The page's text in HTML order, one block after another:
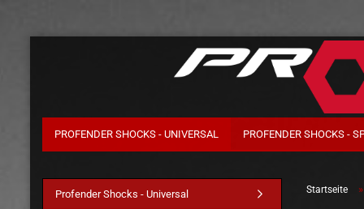
PROFENDER SHOCKS - UNIVERSAL PROFENDER SHOCKS -
Startseite »
Profender Shocks - Universal